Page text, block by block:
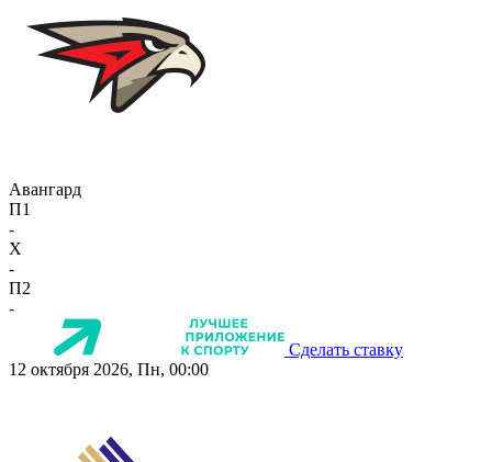
Авангард
П1
-
X
-
П2
-
Сделать ставку
12 октября 2026, Пн, 00:00